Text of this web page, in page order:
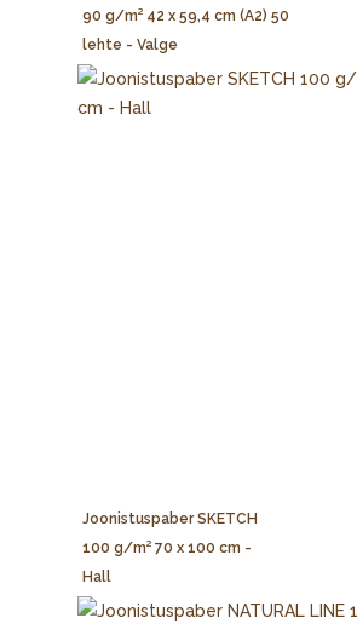
90 g/m² 42 x 59,4 cm (A2) 50
lehte - Valge
Joonistuspaber SKETCH
100 g/m² 70 x 100 cm -
Hall